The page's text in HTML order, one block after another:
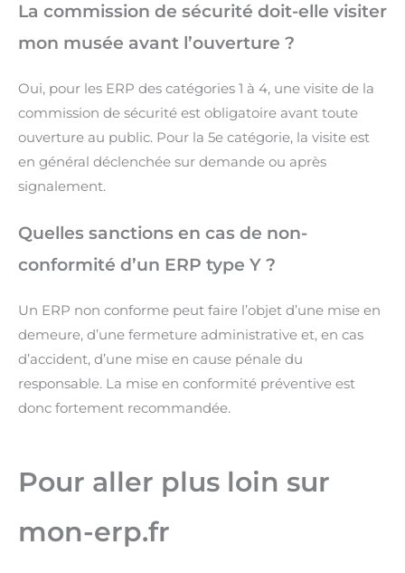
La commission de sécurité doit-elle visiter
mon musée avant l’ouverture ?
Oui, pour les ERP des catégories 1 à 4, une visite de la
commission de sécurité est obligatoire avant toute
ouverture au public. Pour la 5e catégorie, la visite est
en général déclenchée sur demande ou après
signalement.
Quelles sanctions en cas de non-
conformité d’un ERP type Y ?
Un ERP non conforme peut faire l’objet d’une mise en
demeure, d’une fermeture administrative et, en cas
d’accident, d’une mise en cause pénale du
responsable. La mise en conformité préventive est
donc fortement recommandée.
Pour aller plus loin sur
mon-erp.fr